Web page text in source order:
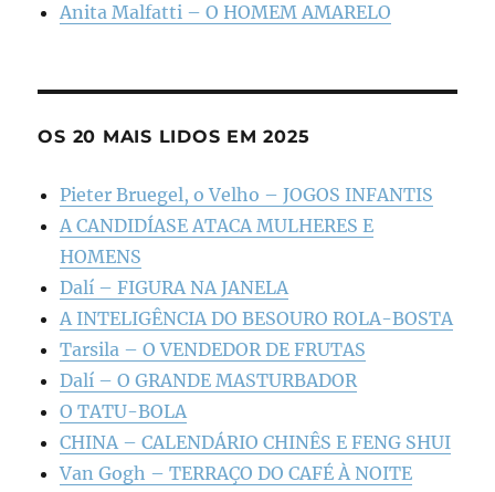
Anita Malfatti – O HOMEM AMARELO
OS 20 MAIS LIDOS EM 2025
Pieter Bruegel, o Velho – JOGOS INFANTIS
A CANDIDÍASE ATACA MULHERES E
HOMENS
Dalí – FIGURA NA JANELA
A INTELIGÊNCIA DO BESOURO ROLA-BOSTA
Tarsila – O VENDEDOR DE FRUTAS
Dalí – O GRANDE MASTURBADOR
O TATU-BOLA
CHINA – CALENDÁRIO CHINÊS E FENG SHUI
Van Gogh – TERRAÇO DO CAFÉ À NOITE